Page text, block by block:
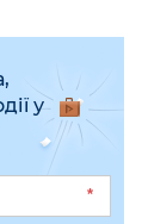
у
*